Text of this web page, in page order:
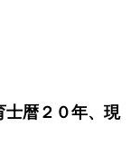
士暦２０年、現